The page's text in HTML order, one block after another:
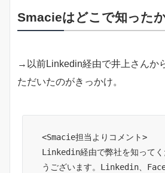
Smacieはどこで知った
→以前Linkedin経由で井上さんか
ただいたのがきっかけ。
<Smacie担当よりコメント>
Linkedin経由で弊社を知ってく
うございます。Linkedin、